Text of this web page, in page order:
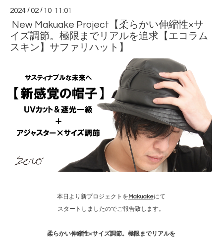
2024 /02 / 10 11:01
New Makuake Project【柔らかい伸縮性×サ
イズ調節。極限までリアルを追求【エコラム
スキン】サファリハット】
本日より新プロジェクトを Makuakeにて
スタートしましたのでご報告致します。
柔らかい伸縮性×サイズ調節。極限までリアルを